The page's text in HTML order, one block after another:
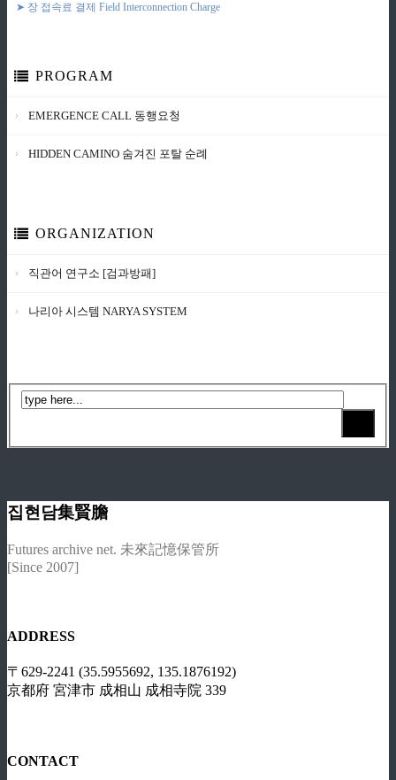
➤ 장 접속료 결제 Field Interconnection Charge
PROGRAM
EMERGENCE CALL 동행요청
HIDDEN CAMINO 숨겨진 포탈 순례
ORGANIZATION
직관어 연구소 [검과방패]
나리아 시스템 NARYA SYSTEM
집현담集賢膽
Futures archive net. 未來記憶保管所
[Since 2007]
ADDRESS
〒629-2241 (35.5955692, 135.1876192)
京都府 宮津市 成相山 成相寺院 339
CONTACT